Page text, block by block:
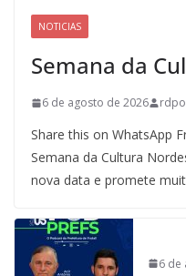
NOTICIAS
Semana da
6 de agosto de 2026
Share this on WhatsApp
Semana da Cultura
nova data e promete
6 de